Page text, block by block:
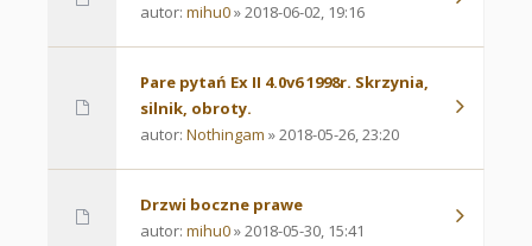
autor: mihu0» 2018-06-02, 19:16
Pare pytań Ex II 4.0v6 1998r. Skrzynia,
silnik, obroty.
autor: Nothingam » 2018-05-26, 23:20
Drzwi boczne prawe
autor: mihu0» 2018-05-30, 15:41